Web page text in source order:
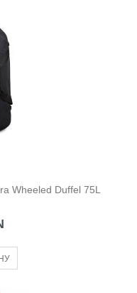
Wheeled Duffel 75L